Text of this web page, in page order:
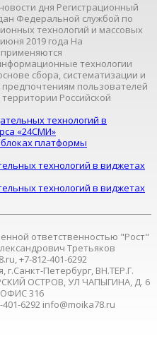
дня Регистрационный
Федеральной службой по
технологий и массовых
2019 года На
технологии
сбора, систематизации и
пользователей
Российской
технологий в
«24СМИ»
платформы
технологий в виджетах
технологий в виджетах
ответственностью "Рост"
Третьяков
+7-812-401-6292
г.Санкт-Петербург, ВН.ТЕР.Г.
ОСТРОВ, УЛ ЧАПЫГИНА, Д. 6
316
6292 info@moika78.ru